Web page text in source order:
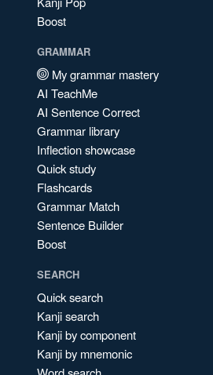
Boost
GRAMMAR
My grammar mastery
AI TeachMe
AI Sentence Correct
Grammar library
Inflection showcase
Quick study
Flashcards
Grammar Match
Sentence Builder
Boost
SEARCH
Quick search
Kanji search
Kanji by component
Kanji by mnemonic